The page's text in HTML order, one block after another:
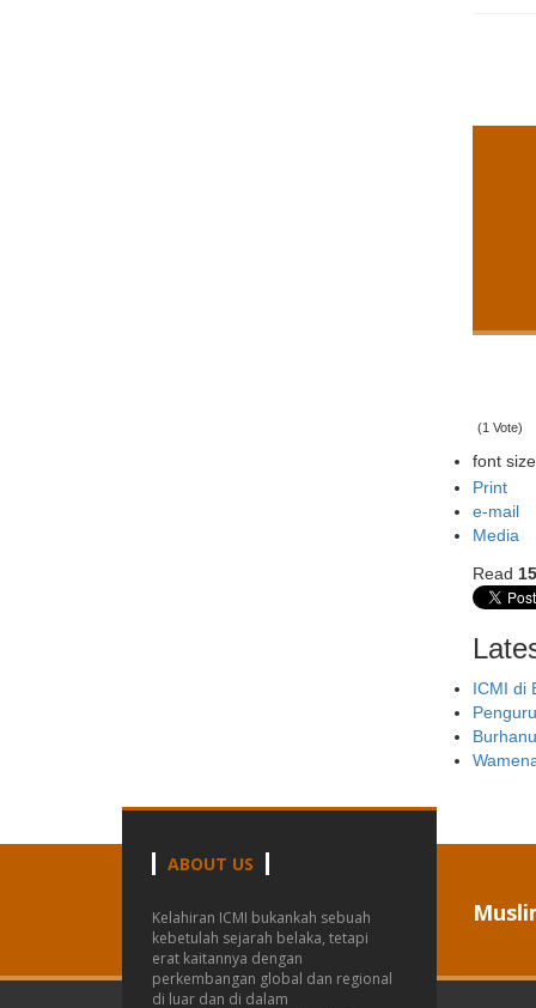
(1 Vote)
font size
Print
e-mail
Media
Read
ICMI di
ABOUT US
Kelahiran ICMI bukankah sebuah
kebetulah sejarah belaka, tetapi
erat kaitannya dengan
perkembangan global dan regional
di luar dan di dalam